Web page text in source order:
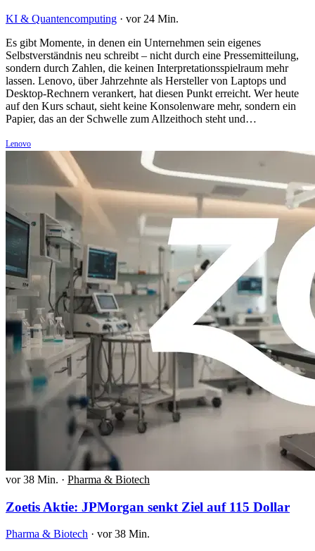
KI & Quantencomputing · vor 24 Min.
Es gibt Momente, in denen ein Unternehmen sein eigenes
Selbstverständnis neu schreibt – nicht durch eine Pressemitteilung,
sondern durch Zahlen, die keinen Interpretationsspielraum mehr
lassen. Lenovo, über Jahrzehnte als Hersteller von Laptops und
Desktop-Rechnern verankert, hat diesen Punkt erreicht. Wer heute
auf den Kurs schaut, sieht keine Konsolenware mehr, sondern ein
Papier, das an der Schwelle zum Allzeithoch steht und…
Lenovo
vor 38 Min. · Pharma & Biotech
Zoetis Aktie: JPMorgan senkt Ziel auf 115 Dollar
Pharma & Biotech · vor 38 Min.